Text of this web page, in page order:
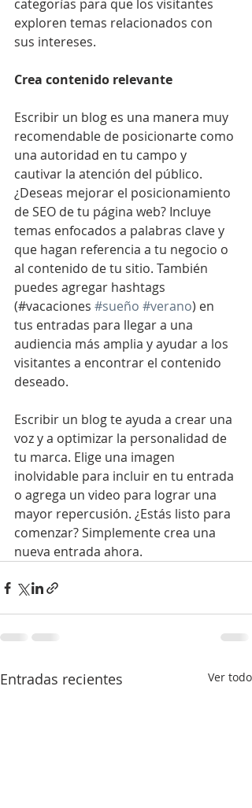
categorías para que los visitantes
exploren temas relacionados con
sus intereses.
Crea contenido relevante
Escribir un blog es una manera muy
recomendable de posicionarte como
una autoridad en tu campo y
cautivar la atención del público.
¿Deseas mejorar el posicionamiento
de SEO de tu página web? Incluye
temas enfocados a palabras clave y
que hagan referencia a tu negocio o
al contenido de tu sitio. También
puedes agregar hashtags
(#vacaciones #sueño #verano) en
tus entradas para llegar a una
audiencia más amplia y ayudar a los
visitantes a encontrar el contenido
deseado.
Escribir un blog te ayuda a crear una
voz y a optimizar la personalidad de
tu marca. Elige una imagen
inolvidable para incluir en tu entrada
o agrega un video para lograr una
mayor repercusión. ¿Estás listo para
comenzar? Simplemente crea una
nueva entrada ahora.
Entradas recientes Ver todo